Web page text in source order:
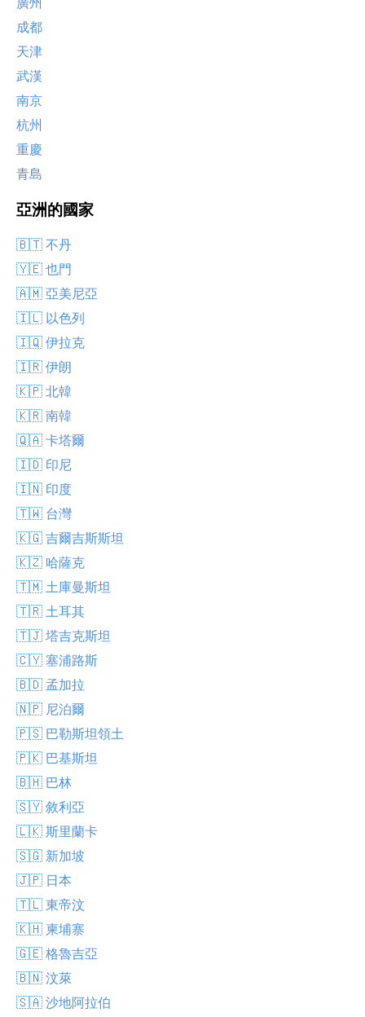
成都
天津
武漢
南京
杭州
重慶
青島
亞洲的國家
🇧🇹 不丹
🇾🇪 也門
🇦🇲 亞美尼亞
🇮🇱 以色列
🇮🇶 伊拉克
🇮🇷 伊朗
🇰🇵 北韓
🇰🇷 南韓
🇶🇦 卡塔爾
🇮🇩 印尼
🇮🇳 印度
🇹🇼 台灣
🇰🇬 吉爾吉斯斯坦
🇰🇿 哈薩克
🇹🇲 土庫曼斯坦
🇹🇷 土耳其
🇹🇯 塔吉克斯坦
🇨🇾 塞浦路斯
🇧🇩 孟加拉
🇳🇵 尼泊爾
🇵🇸 巴勒斯坦領土
🇵🇰 巴基斯坦
🇧🇭 巴林
🇸🇾 敘利亞
🇱🇰 斯里蘭卡
🇸🇬 新加坡
🇯🇵 日本
🇹🇱 東帝汶
🇰🇭 柬埔寨
🇬🇪 格魯吉亞
🇧🇳 汶萊
🇸🇦 沙地阿拉伯